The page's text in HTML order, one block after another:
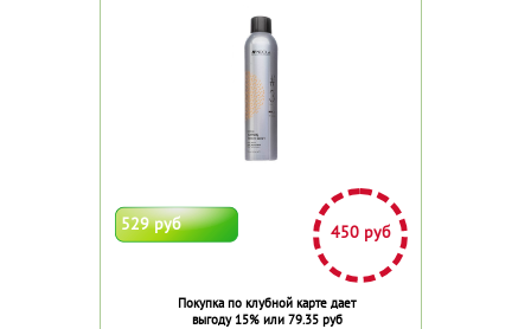
529 руб 450 руб
Покупка по клубной карте дает
выгоду 15% или 79.35 руб